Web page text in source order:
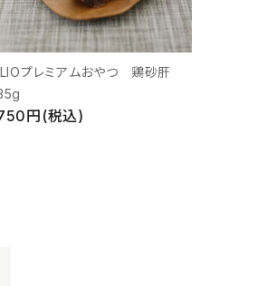
プレミアムおやつ 鶏砂肝
円(税込)